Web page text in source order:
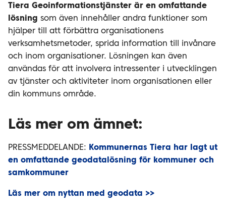
Tiera Geoinformationstjänster är en omfattande
lösning som även innehåller andra funktioner som
hjälper till att förbättra organisationens
verksamhetsmetoder, sprida information till invånare
och inom organisationer. Lösningen kan även
användas för att involvera intressenter i utvecklingen
av tjänster och aktiviteter inom organisationen eller
din kommuns område.
Läs mer om ämnet:
PRESSMEDDELANDE: Kommunernas Tiera har lagt ut
en omfattande geodatalösning för kommuner och
samkommuner
Läs mer om nyttan med geodata >>